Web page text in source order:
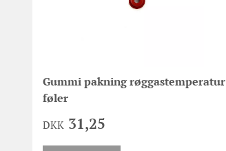
Gummi pakning røggastemperatur
føler
DKK 31,25